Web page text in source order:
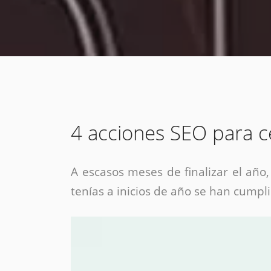
marketing digital.
4 acciones SEO para
A escasos meses de finalizar el
tenías a inicios de año se han